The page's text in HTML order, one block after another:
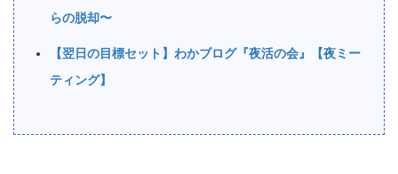
らの脱却〜
【翌日の目標セット】わかブログ『夜活の会』【夜ミー
ティング】